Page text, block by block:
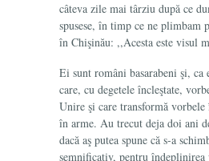
câteva zile mai târziu după ce
spusese, în timp ce ne plimbam
în Chişinău: ,,Acesta este visul
Ei sunt români basarabeni şi,
care, cu degetele încleştate,
Unire şi care transformă
în arme. Au trecut deja doi ani
dacă aş putea spune că s-a
semnificativ, pentru